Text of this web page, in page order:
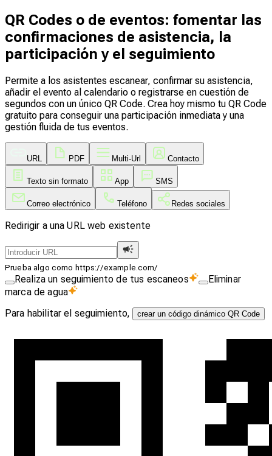
QR Codes o de eventos: fomentar las
confirmaciones de asistencia, la
participación y el seguimiento
Permite a los asistentes escanear, confirmar su asistencia,
añadir el evento al calendario o registrarse en cuestión de
segundos con un único QR Code. Crea hoy mismo tu QR Code
gratuito para conseguir una participación inmediata y una
gestión fluida de tus eventos.
URL PDF Multi-Url Contacto
Texto sin formato App SMS
Correo electrónico Teléfono Redes sociales
Redirigir a una URL web existente
Prueba algo como https://example.com/
Realiza un seguimiento de tus escaneos
Eliminar
marca de agua
Para habilitar el seguimiento,
crear un código dinámico QR Code